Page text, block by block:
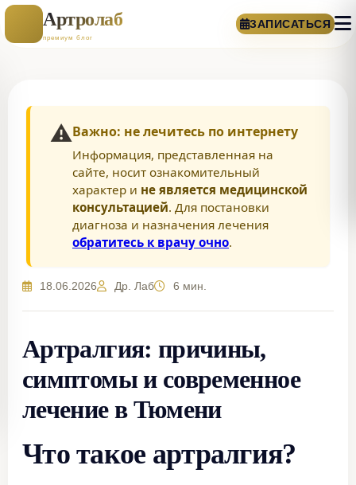
Артролаб
премиум блог
ЗАПИСАТЬСЯ
⚠️Важно: не лечитесь по интернету
Информация, представленная на
сайте, носит ознакомительный
характер и не является медицинской
консультацией. Для постановки
диагноза и назначения лечения
обратитесь к врачу очно.
18.06.2026 Др. Лаб 6 мин.
Артралгия: причины,
симптомы и современное
лечение в Тюмени
Что такое артралгия?